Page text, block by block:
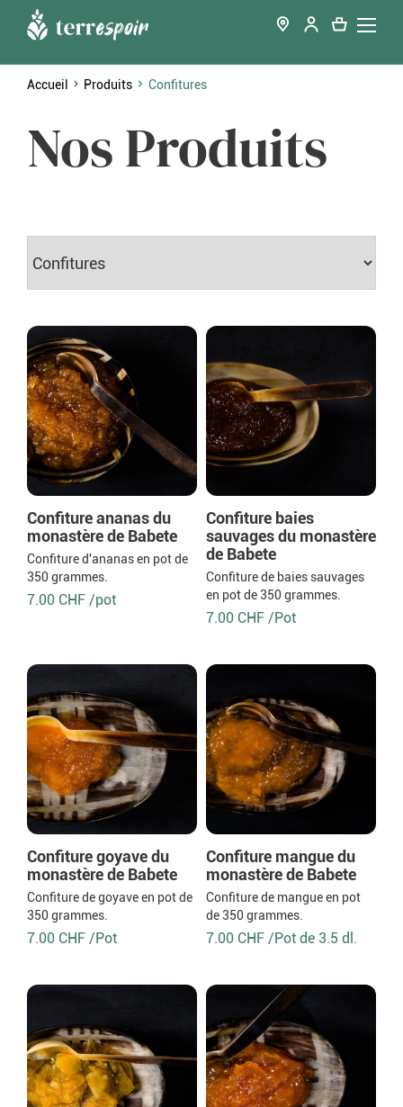
Accueil Produits Confitures
Nos Produits
Confiture ananas du
monastère de Babete
Confiture d'ananas en pot de
350 grammes.
7.00 CHF /pot
Confiture baies
sauvages du monastère
de Babete
Confiture de baies sauvages
en pot de 350 grammes.
7.00 CHF /Pot
Confiture goyave du
monastère de Babete
Confiture de goyave en pot de
350 grammes.
7.00 CHF /Pot
Confiture mangue du
monastère de Babete
Confiture de mangue en pot
de 350 grammes.
7.00 CHF /Pot de 3.5 dl.